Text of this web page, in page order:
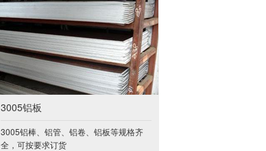
3005铝板
3005铝棒、铝管、铝卷、铝板等规格齐
全，可按要求订货